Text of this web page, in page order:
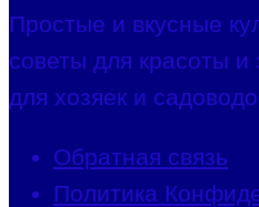
Простые и вкусные
советы для красоты
для хозяек и
Обратная связь
Политика